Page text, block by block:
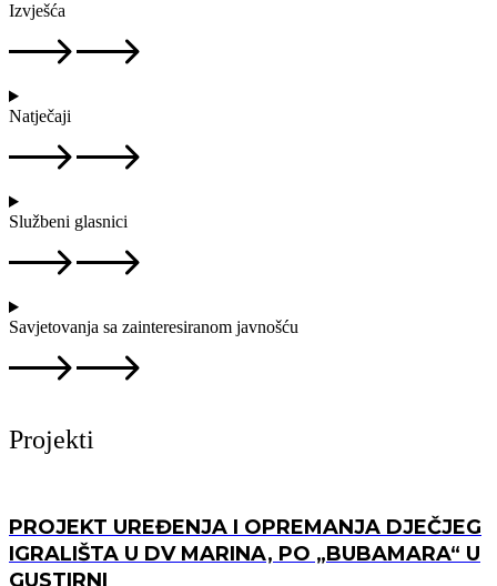
Izvješća
Natječaji
Službeni glasnici
Savjetovanja sa zainteresiranom javnošću
Projekti
PROJEKT UREĐENJA I OPREMANJA DJEČJEG
IGRALIŠTA U DV MARINA, PO „BUBAMARA“ U
GUSTIRNI